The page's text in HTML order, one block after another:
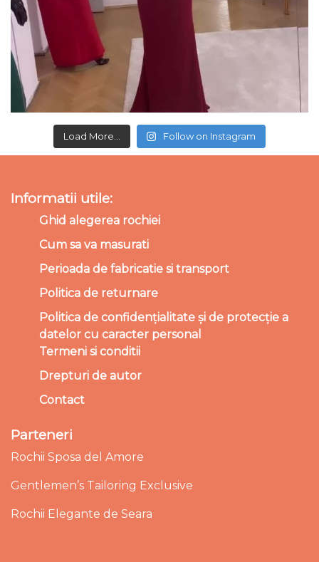
Load More... Follow on Instagram
Informatii utile:
Ghid alegerea rochiei
Cum sa va masurati
Perioada de fabricatie si transport
Politica de returnare
Politica de confidențialitate și de protecție a
datelor cu caracter personal
Termeni si conditii
Drepturi de autor
Contact
Parteneri
Rochii Sposa del Amore
Gentlemen’s Tailoring Exclusive
Rochii Elegante de Seara